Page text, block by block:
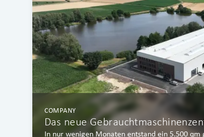
COMPANY
Das neue
In nur wenigen Monaten entstand ein 5.500